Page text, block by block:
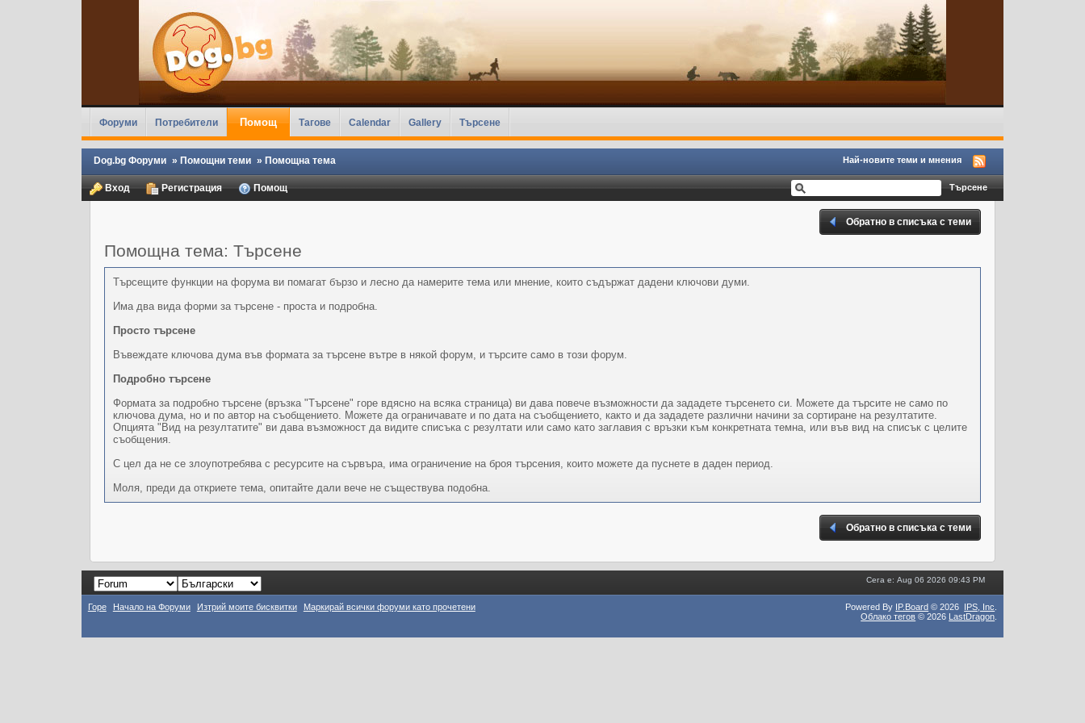
Форуми Потребители Помощ Тагове Calendar Gallery Търсене
Dog.bg Форуми » Помощни теми » Помощна тема Най-новите теми и мнения
Вход Регистрация Помощ
Обратно в списъка с теми
Помощна тема: Търсене
Търсещите функции на форума ви помагат бързо и лесно да намерите тема или мнение, които съдържат дадени ключови думи.
Има два вида форми за търсене - проста и подробна.
Просто търсене
Въвеждате ключова дума във формата за търсене вътре в някой форум, и търсите само в този форум.
Подробно търсене
Формата за подробно търсене (връзка "Търсене" горе вдясно на всяка страница) ви дава повече възможности да зададете търсенето си. Можете да търсите не само по
ключова дума, но и по автор на съобщението. Можете да ограничавате и по дата на съобщението, както и да зададете различни начини за сортиране на резултатите.
Опцията "Вид на резултатите" ви дава възможност да видите списъка с резултати или само като заглавия с връзки към конкретната темна, или във вид на списък с целите
съобщения.
С цел да не се злоупотребява с ресурсите на сървъра, има ограничение на броя търсения, които можете да пуснете в даден период.
Моля, преди да откриете тема, опитайте дали вече не съществува подобна.
Обратно в списъка с теми
Сега е: Aug 06 2026 09:43 PM
Горе Начало на Форуми Изтрий моите бисквитки Маркирай всички форуми като прочетени Powered By IP.Board © 2026 IPS, Inc
Облако тегов © 2026 LastDragon